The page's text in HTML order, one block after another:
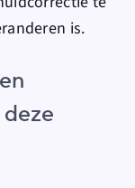
is.